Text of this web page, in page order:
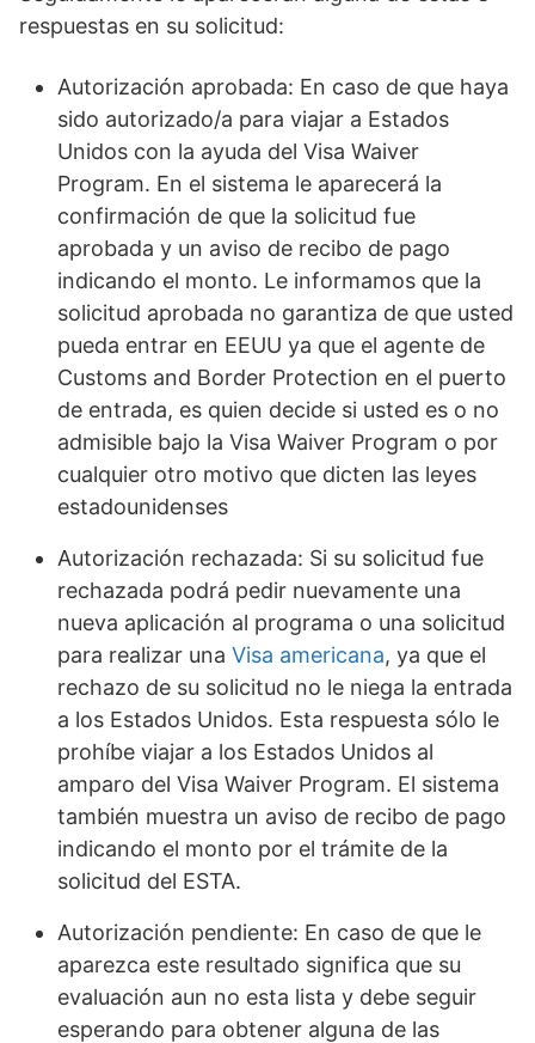
respuestas en su solicitud:
Autorización aprobada: En caso de que haya
sido autorizado/a para viajar a Estados
Unidos con la ayuda del Visa Waiver
Program. En el sistema le aparecerá la
confirmación de que la solicitud fue
aprobada y un aviso de recibo de pago
indicando el monto. Le informamos que la
solicitud aprobada no garantiza de que usted
pueda entrar en EEUU ya que el agente de
Customs and Border Protection en el puerto
de entrada, es quien decide si usted es o no
admisible bajo la Visa Waiver Program o por
cualquier otro motivo que dicten las leyes
estadounidenses
Autorización rechazada: Si su solicitud fue
rechazada podrá pedir nuevamente una
nueva aplicación al programa o una solicitud
para realizar una Visa americana, ya que el
rechazo de su solicitud no le niega la entrada
a los Estados Unidos. Esta respuesta sólo le
prohíbe viajar a los Estados Unidos al
amparo del Visa Waiver Program. El sistema
también muestra un aviso de recibo de pago
indicando el monto por el trámite de la
solicitud del ESTA.
Autorización pendiente: En caso de que le
aparezca este resultado significa que su
evaluación aun no esta lista y debe seguir
esperando para obtener alguna de las